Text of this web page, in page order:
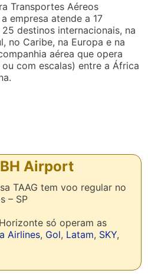
Transportes Aéreos
empresa atende a 17
destinos internacionais, na
no Caribe, na Europa e na
aérea que opera
com escalas) entre a África
Airport
TAAG tem voo regular no
– SP
só operam as
Airlines, Gol, Latam, SKY,